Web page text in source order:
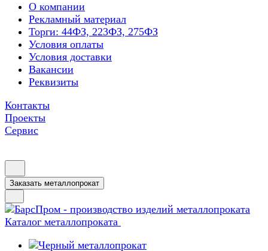
О компании
Рекламный материал
Торги: 44ФЗ, 223ФЗ, 275ФЗ
Условия оплаты
Условия доставки
Вакансии
Реквизиты
Контакты
Проекты
Сервис
Заказать металлопрокат
Каталог металлопроката